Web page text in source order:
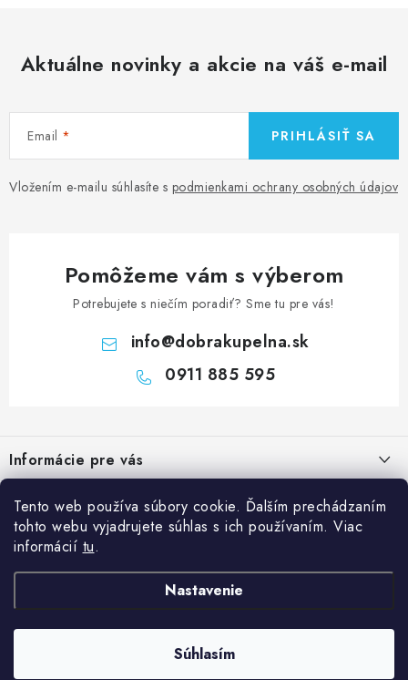
Tento web používa súbory cookie. Ďalším prechádzaním
tohto webu vyjadrujete súhlas s ich používaním. Viac
informácií tu.
Nastavenie
Súhlasím
Aktuálne novinky a akcie na váš e-mail
Email
Vložením e-mailu súhlasíte s podmienkami ochrany osobných údajov
PRIHLÁSIŤ SA
Pomôžeme vám s výberom
Potrebujete s niečím poradiť? Sme tu pre vás!
info@dobrakupelna.sk
0911 885 595
p
ä
Informácie pre vás
Obchodné podmienky
Ochrana osobných údajov GDPR
Kategórie
Sprchové dvere
Sprchové kúty a vaničky
Vane
Blog
Kedy rekonštruovať kúpeľňu a prečo je výmena sprchového kúta
dobrý investičný krok?
Údržba sprchového kúta: ako predĺžiť životnosť skla, tesnenia a
Dobrakupelna.sk. Všetky práva vyhradené.